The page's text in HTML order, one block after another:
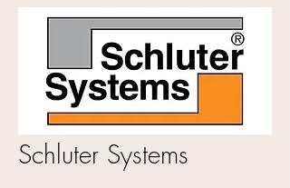
Schluter Systems